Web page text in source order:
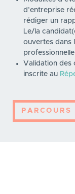
d’entreprise
rédiger un
Le/la
ouvertes dans
Validation des
inscrite au